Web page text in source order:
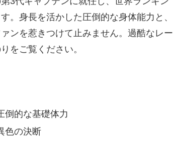
。身長を活かした圧倒的な身体能力と、
ンを惹きつけて止みません。過酷なレー
をご覧ください。
倒的な基礎体力
色の決断